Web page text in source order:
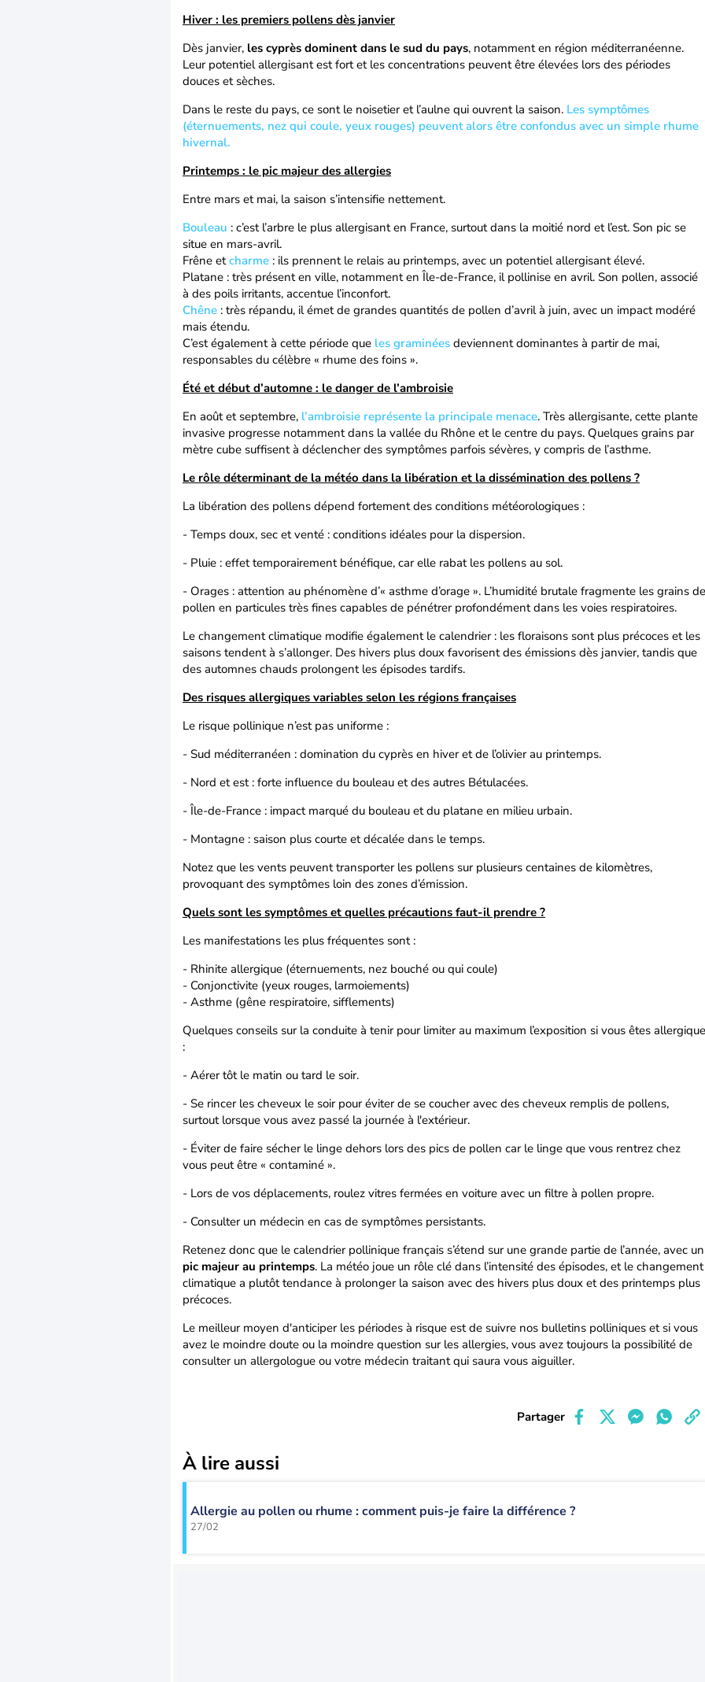
Hiver : les premiers pollens dès janvier
Dès janvier, les cyprès dominent dans le sud du pays, notamment en région méditerranéenne.
Leur potentiel allergisant est fort et les concentrations peuvent être élevées lors des périodes
douces et sèches.
Dans le reste du pays, ce sont le noisetier et l’aulne qui ouvrent la saison. Les symptômes
(éternuements, nez qui coule, yeux rouges) peuvent alors être confondus avec un simple rhume
hivernal.
Printemps : le pic majeur des allergies
Entre mars et mai, la saison s’intensifie nettement.
Bouleau : c’est l’arbre le plus allergisant en France, surtout dans la moitié nord et l’est. Son pic se
situe en mars-avril.
Frêne etcharme : ils prennent le relais au printemps, avec un potentiel allergisant élevé.
Platane : très présent en ville, notamment en Île-de-France, il pollinise en avril. Son pollen, associé
à des poils irritants, accentue l’inconfort.
Chêne : très répandu, il émet de grandes quantités de pollen d’avril à juin, avec un impact modéré
mais étendu.
C’est également à cette période que les graminées deviennent dominantes à partir de mai,
responsables du célèbre « rhume des foins ».
Été et début d’automne : le danger de l’ambroisie
En août et septembre, l’ambroisie représente la principale menace. Très allergisante, cette plante
invasive progresse notamment dans la vallée du Rhône et le centre du pays. Quelques grains par
mètre cube suffisent à déclencher des symptômes parfois sévères, y compris de l’asthme.
Le rôle déterminant de la météo dans la libération et la dissémination des pollens ?
La libération des pollens dépend fortement des conditions météorologiques :
- Temps doux, sec et venté : conditions idéales pour la dispersion.
- Pluie : effet temporairement bénéfique, car elle rabat les pollens au sol.
- Orages : attention au phénomène d’« asthme d’orage ». L’humidité brutale fragmente les grains de
pollen en particules très fines capables de pénétrer profondément dans les voies respiratoires.
Le changement climatique modifie également le calendrier : les floraisons sont plus précoces et les
saisons tendent à s’allonger. Des hivers plus doux favorisent des émissions dès janvier, tandis que
des automnes chauds prolongent les épisodes tardifs.
Des risques allergiques variables selon les régions françaises
Le risque pollinique n’est pas uniforme :
- Sud méditerranéen : domination du cyprès en hiver et de l’olivier au printemps.
- Nord et est : forte influence du bouleau et des autres Bétulacées.
- Île-de-France : impact marqué du bouleau et du platane en milieu urbain.
- Montagne : saison plus courte et décalée dans le temps.
Notez que les vents peuvent transporter les pollens sur plusieurs centaines de kilomètres,
provoquant des symptômes loin des zones d’émission.
Quels sont les symptômes et quelles précautions faut-il prendre ?
Les manifestations les plus fréquentes sont :
- Rhinite allergique (éternuements, nez bouché ou qui coule)
- Conjonctivite (yeux rouges, larmoiements)
- Asthme (gêne respiratoire, sifflements)
Quelques conseils sur la conduite à tenir pour limiter au maximum l’exposition si vous êtes allergique
:
- Aérer tôt le matin ou tard le soir.
- Se rincer les cheveux le soir pour éviter de se coucher avec des cheveux remplis de pollens,
surtout lorsque vous avez passé la journée à l'extérieur.
- Éviter de faire sécher le linge dehors lors des pics de pollen car le linge que vous rentrez chez
vous peut être « contaminé ».
- Lors de vos déplacements, roulez vitres fermées en voiture avec un filtre à pollen propre.
- Consulter un médecin en cas de symptômes persistants.
Retenez donc que le calendrier pollinique français s’étend sur une grande partie de l’année, avec un
pic majeur au printemps. La météo joue un rôle clé dans l’intensité des épisodes, et le changement
climatique a plutôt tendance à prolonger la saison avec des hivers plus doux et des printemps plus
précoces.
Le meilleur moyen d'anticiper les périodes à risque est de suivre nos bulletins polliniques et si vous
avez le moindre doute ou la moindre question sur les allergies, vous avez toujours la possibilité de
consulter un allergologue ou votre médecin traitant qui saura vous aiguiller.
Partager
À lire aussi
Allergie au pollen ou rhume : comment puis-je faire la différence ?
27/02